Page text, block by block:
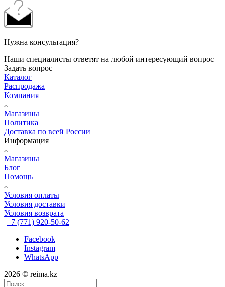
Нужна консультация?
Наши специалисты ответят на любой интересующий вопрос
Задать вопрос
Каталог
Распродажа
Компания
Магазины
Политика
Доставка по всей России
Информация
Магазины
Блог
Помощь
Условия оплаты
Условия доставки
Условия возврата
+7 (771) 920-50-62
Facebook
Instagram
WhatsApp
2026 © reima.kz